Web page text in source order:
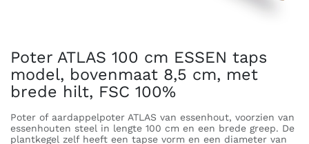
Poter ATLAS 100 cm ESSEN taps
model, bovenmaat 8,5 cm, met
brede hilt, FSC 100%
Poter of aardappelpoter ATLAS van essenhout, voorzien van
essenhouten steel in lengte 100 cm en een brede greep. De
plantkegel zelf heeft een tapse vorm en een diameter van